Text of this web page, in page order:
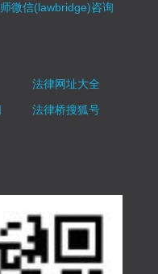
微信(lawbridge)咨询
法律网址大全
法律桥搜狐号